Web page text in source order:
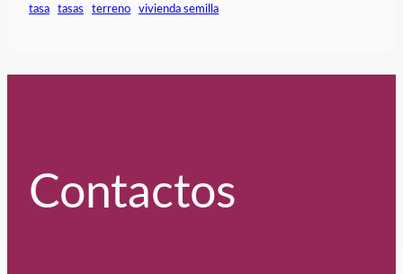
tasa
tasas terreno vivienda semilla
Contactos